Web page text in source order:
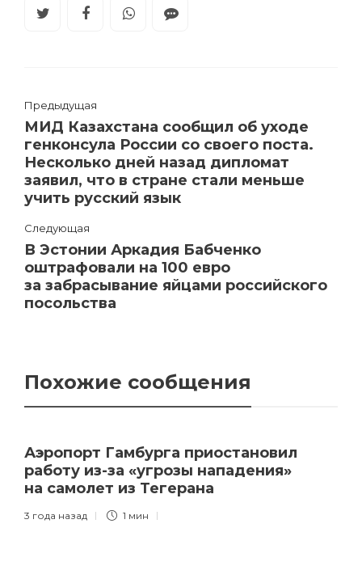
Предыдущая
МИД Казахстана сообщил об уходе
генконсула России со своего поста.
Несколько дней назад дипломат
заявил, что в стране стали меньше
учить русский язык
Следующая
В Эстонии Аркадия Бабченко
оштрафовали на 100 евро
за забрасывание яйцами российского
посольства
Похожие сообщения
Аэропорт Гамбурга приостановил
работу из-за «угрозы нападения»
на самолет из Тегерана
3 года назад 1 мин